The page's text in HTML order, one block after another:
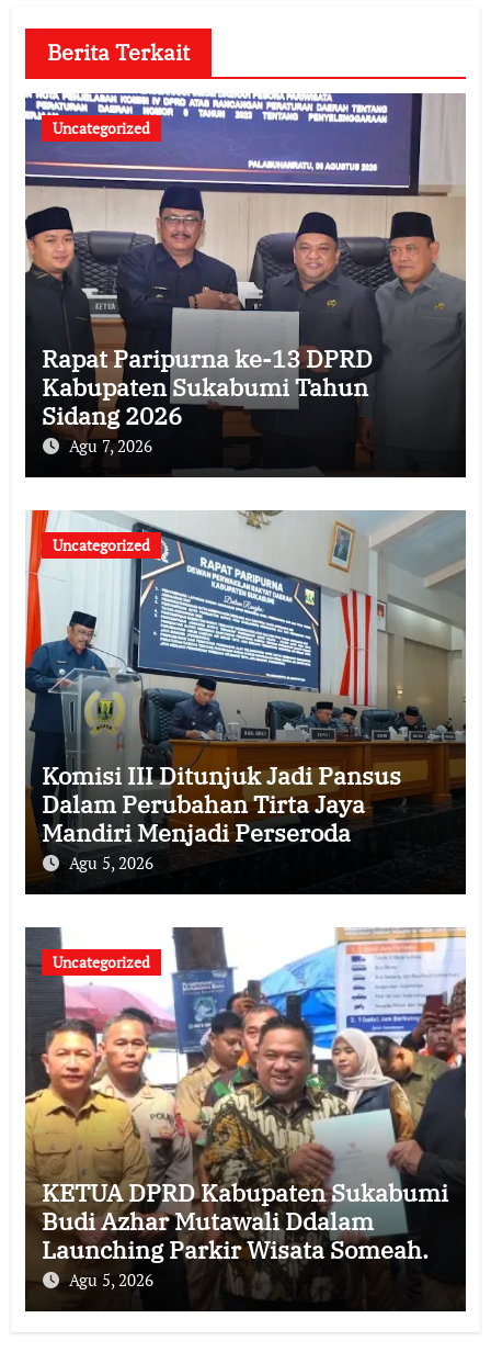
Berita Terkait
Uncategorized
Rapat Paripurna ke-13 DPRD
Kabupaten Sukabumi Tahun
Sidang 2026
Agu 7, 2026
Uncategorized
Komisi III Ditunjuk Jadi Pansus
Dalam Perubahan Tirta Jaya
Mandiri Menjadi Perseroda
Agu 5, 2026
Uncategorized
KETUA DPRD Kabupaten Sukabumi
Budi Azhar Mutawali Ddalam
Launching Parkir Wisata Someah.
Agu 5, 2026